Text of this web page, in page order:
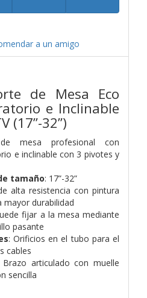
a un amigo
de Mesa Eco
e Inclinable
(17”-32”)
mesa profesional con
e inclinable con 3 pivotes y
tamaño: 17”-32”
alta resistencia con pintura
durabilidad
fijar a la mesa mediante
pasante
: Orificios en el tubo para el
cables
Brazo articulado con muelle
sencilla